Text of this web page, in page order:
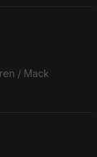
/ Mack